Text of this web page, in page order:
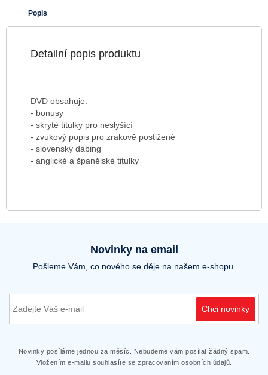
Popis
Detailní popis produktu
DVD obsahuje:
- bonusy
- skryté titulky pro neslyšící
- zvukový popis pro zrakově postižené
- slovenský dabing
- anglické a španělské titulky
Novinky na email
Pošleme Vám, co nového se děje na našem e-shopu.
Chci novinky
Novinky posíláme jednou za měsíc. Nebudeme vám posílat žádný spam.
Vložením e-mailu souhlasíte se zpracovaním osobních údajů.